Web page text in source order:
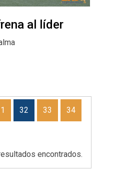
al líder
32 33 34
encontrados.